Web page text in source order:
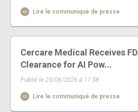
Lire le communiqué de presse
Cercare Medical Receives
Clearance for AI Pow...
Publié le 25/06/2026 à 11:38
Lire le communiqué de presse